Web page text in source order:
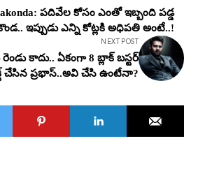
ప‌దివేల కోసం ఎంతో ఇబ్బంది ప‌డ్డ
ఇప్పుడు ఎన్ని కోట్లకి అధిప‌తి అంటే..!
NEXT POST
కాదు.. ఏకంగా 8 బ్లాక్ బస్టర్
చేసిన ప్రభాస్..అవి చేసి ఉంటేనా?